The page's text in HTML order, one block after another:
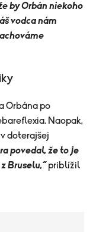
by Orbán niekoho
vodca nám
Orbána po
Naopak,
doterajšej
povedal, že to je
Bruselu,“priblížil